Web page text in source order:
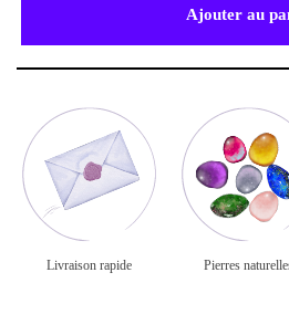
Ajouter au
Livraison rapide Pierres